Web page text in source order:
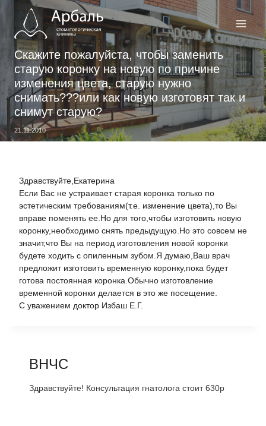
Перейти
содержимому
Скажите пожалуйста, чтобы заменить
старую коронку на новую по причине
изменения цвета, старую нужно
снимать???или как новую изготовят так и
снимут старую?
21.11.2010
Здравствуйте,Екатерина
Если Вас не устраивает старая коронка только по
эстетическим требованиям(т.е. изменение цвета),то Вы
вправе поменять ее.Но для того,чтобы изготовить новую
коронку,необходимо снять предыдущую.Но это совсем не
значит,что Вы на период изготовления новой коронки
будете ходить с опиленным зубом.Я думаю,Ваш врач
предложит изготовить временную коронку,пока будет
готова постоянная коронка.Обычно изготовление
временной коронки делается в это же посещение.
С уважением доктор Избаш Е.Г.
ВНЧС
Здравствуйте! Консультация гнатолога стоит 630р